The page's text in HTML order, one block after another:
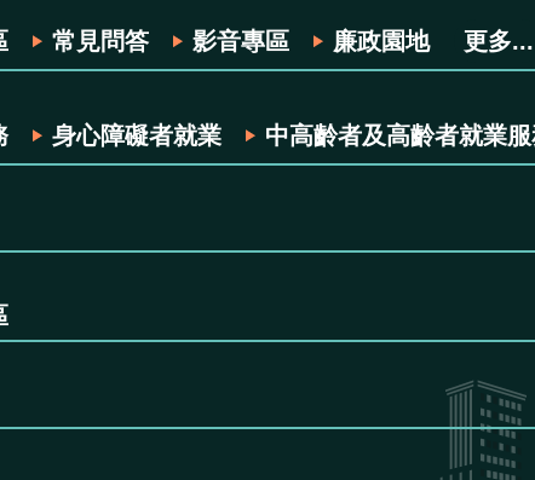
常見問答 影音專區 廉政園地 更多...
身心障礙者就業 中高齡者及高齡者就業